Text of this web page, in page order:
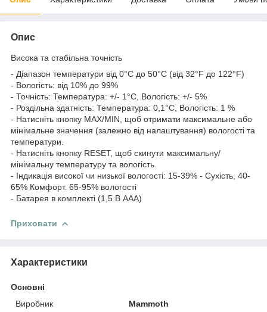
Опис
Висока та стабільна точність
- Діапазон температури від 0°C до 50°C (від 32°F до 122°F)
- Вологість: від 10% до 99%
- Точність: Температура: +/- 1°C, Вологість: +/- 5%
- Роздільна здатність: Температура: 0,1°C, Вологість: 1 %
- Натисніть кнопку MAX/MIN, щоб отримати максимальне або
мінімальне значення (залежно від налаштування) вологості та
температури.
- Натисніть кнопку RESET, щоб скинути максимальну/
мінімальну температуру та вологість.
- Індикація високої чи низької вологості: 15-39% - Сухість, 40-
65% Комфорт. 65-95% вологості
- Батарея в комплекті (1,5 В ААА)
Приховати
Характеристики
Основні
Виробник
Mammoth